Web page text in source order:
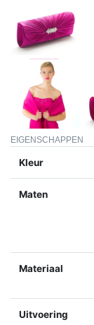
EIGENSCHAPPEN
Kleur
Maten
Materiaal
Uitvoering